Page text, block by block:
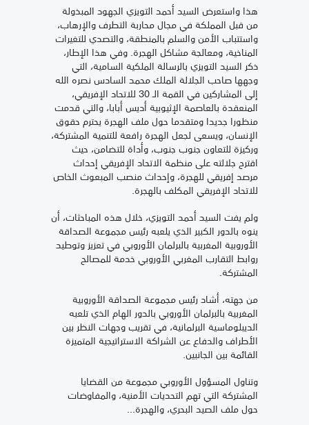
هذا واستعرض السيد أحمد التويزي الجهود المبذولة
من قبل المملكة في مجال محاربة التطرف والإرهاب،
واستتباب الأمن والسلم بالمنطقة، والتصدي للتغيرات
المناخية، ومعالجة مشاكل الهجرة. وفي هذا الإطار،
ذكر السيد التويزي بالرسالة الملكية السامية، التي
وجهها صاحب الجلالة الملك محمد السادس نصره الله
إلى المشاركين في القمة الـ 30 للاتحاد الإفريقي،
المنعقدة بالعاصمة الإثيوبية أديس أبابا، والتي قدمت
منظورا جديدا ومتقدما حول ملف الهجرة يحترم حقوق
الإنسان، ويسعى لجعل الهجرة رافعة للتنمية المشتركة،
وركيزة للتعاون جنوب جنوب، وأداة للتضامن، حيث
اقترح جلالته على منظمة الاتحاد الإفريقي إحداث
مرصد إفريقي للهجرة، وإحداث منصب المبعوث الخاص
للاتحاد الإفريقي المكلف بالهجرة.
ولم يفت السيد أحمد التويزي، خلال هذه المباحثات، أن
ينوه بالدور الكبير الذي يلعبه رئيس مجموعة الصداقة
الأوروبية المغربية بالبرلمان الأوروبي في تعزيز وتوطيد
روابط التقارب المغربي الأوروبي خدمة للمصالح
المشتركة.
من جهته، أشاد رئيس مجموعة الصداقة الأوروبية
المغربية بالبرلمان الأوروبي بالدور الهام الذي تلعبه
الديبلوماسية البرلمانية، في تقريب وجهات النظر بين
الأطراف والدفاع عن الشراكة الاستراتيجية المتميزة
القائمة بين الجانبين.
وتناول المسؤول الأوروبي مجموعة من القضايا
المشتركة التي تهم التحديات الأمنية، والمفاوضات
حول ملف الصيد البحري، والهجرة...